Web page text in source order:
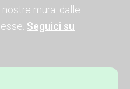
mura: dalle
Seguici su